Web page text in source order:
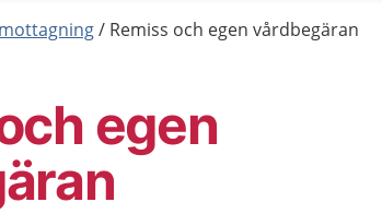
Remiss och egen vårdbegäran
egen